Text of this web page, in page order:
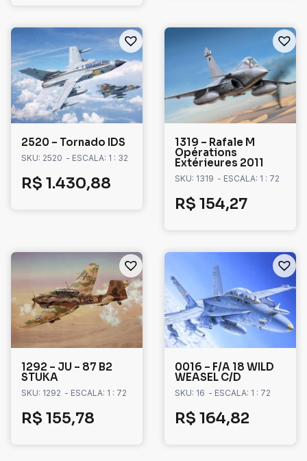
2520 – Tornado IDS
SKU: 2520 - ESCALA: 1 : 32
R$ 1.430,88
1319 – Rafale M
Opérations
Extérieures 2011
SKU: 1319 - ESCALA: 1 : 72
R$ 154,27
1292 – JU – 87 B2
STUKA
SKU: 1292 - ESCALA: 1 : 72
R$ 155,78
0016 – F/A 18 WILD
WEASEL C/D
SKU: 16 - ESCALA: 1 : 72
R$ 164,82